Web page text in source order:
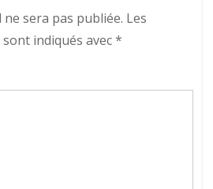
sera pas publiée. Les
indiqués avec*